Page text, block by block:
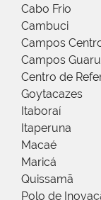
Cabo Frio
Cambuci
Campos
Campos
Centro de
Goytacazes
Itaboraí
Itaperuna
Macaé
Maricá
Quissamã
Polo de